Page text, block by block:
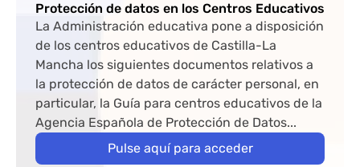
Protección de datos en los Centros Educativos
La Administración educativa pone a disposición
de los centros educativos de Castilla-La
Mancha los siguientes documentos relativos a
la protección de datos de carácter personal, en
particular, la Guía para centros educativos de la
Agencia Española de Protección de Datos...
Pulse aquí para acceder